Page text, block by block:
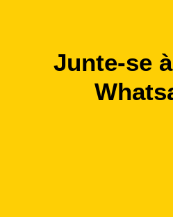
Junte-se